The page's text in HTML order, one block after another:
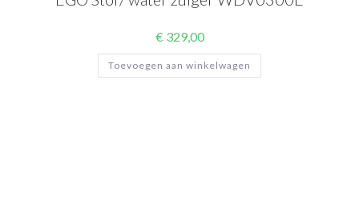
€329,00
Toevoegen aan winkelwagen